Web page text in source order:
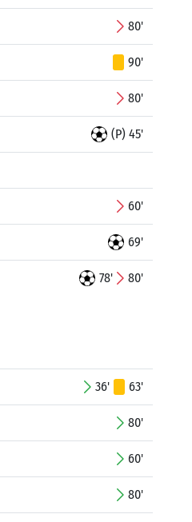
80'
90'
80'
(P) 45'
60'
69'
78' 80'
36' 63'
80'
60'
80'